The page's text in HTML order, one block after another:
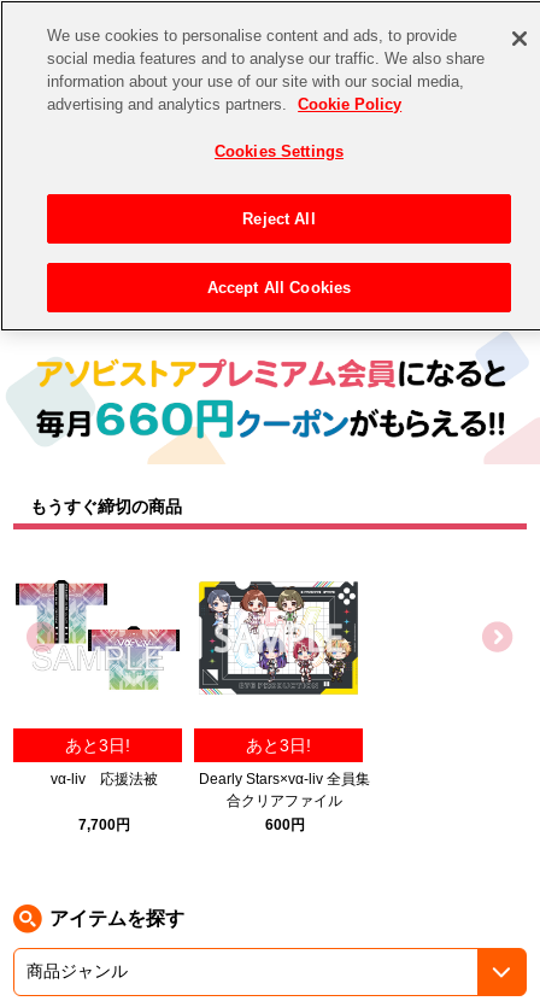
CHANNEL STORE EVENT
ゲーム 電子書籍
EVENT
ASOBI TICKET ASOBI STAGE
その他先行受付
プレミアム会員とは
アイドルマスターシリーズ
アイドルマスター
アイドルマスター ミリオンライブ！
アイドルマスター SideM
学園アイドルマスター
プロジェクトアイマス ヴイアライヴ
テイルズ オブ シリーズ
パックマン
ナムコクラシック
イベントグッズ
トイ・ホビー
アイドルマスター シリーズ> プロジェクトアイマス ヴイアライヴ
もうすぐ締切の商品
あと3日!
vα-liv 応援法被
7,700円
あと3日!
Dearly Stars×vα-liv 全員集
合クリアファイル
600円
アイテムを探す
We use cookies to personalise content and ads, to provide
social media features and to analyse our traffic. We also share
information about your use of our site with our social media,
advertising and analytics partners.
Cookie Policy
Cookies Settings
Reject All
Accept All Cookies